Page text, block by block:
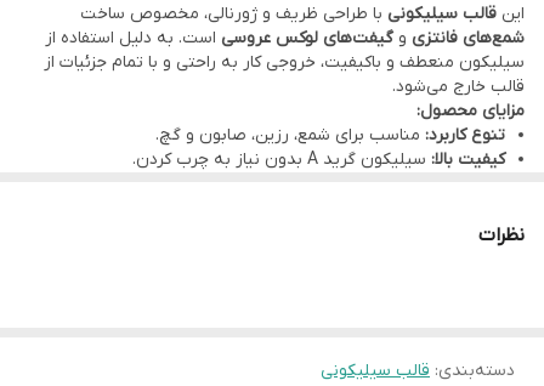
دوستای عزیزم تمام قالب ها با دستگاه حباب گیری میشن پس با خیال
راحت میتونید سفارش بدین
عزیزان لطفا در انتخاب خود دقت کنید چون محصولات بعد از سفارش،شما
آماده میشن و مخصوص خودتون آماده میشن و امکان لغو وجود نداره
این قالب سیلیکونی با طراحی ظریف و ژورنالی، مخصوص ساخت
شمع‌های فانتزی وگیفت‌های لوکس عروسی است. به دلیل استفاده از
سیلیکون منعطف و باکیفیت، خروجی کار به راحتی و با تمام جزئیات از
قالب خارج می‌شود.
مزایای محصول:
تنوع کاربرد: مناسب برای شمع، رزین، صابون و گچ.
کیفیت بالا: سیلیکون گرید A بدون نیاز به چرب کردن.
نظرات
دسته‌بندی: قالب سیلیکونی